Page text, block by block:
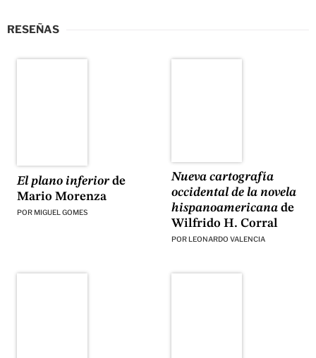
RESEÑAS
El plano inferiorde
Mario Morenza
POR MIGUEL GOMES
Nueva cartografía
occidental de la novela
hispanoamericanade
Wilfrido H. Corral
POR LEONARDO VALENCIA